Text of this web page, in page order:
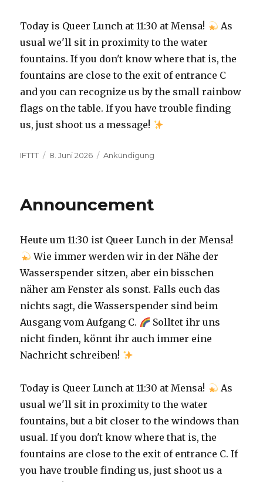
Today is Queer Lunch at 11:30 at Mensa!
As
usual we'll sit in proximity to the water
fountains. If you don't know where that is, the
fountains are close to the exit of entrance C
and you can recognize us by the small rainbow
flags on the table. If you have trouble finding
us, just shoot us a message!
Autor
IFTTT
Veröffentlicht
8. Juni 2026 Kategorien
Ankündigung
Announcement
Heute um 11:30 ist Queer Lunch in der Mensa!
Wie immer werden wir in der Nähe der
Wasserspender sitzen, aber ein bisschen
näher am Fenster als sonst. Falls euch das
nichts sagt, die Wasserspender sind beim
Ausgang vom Aufgang C.
Solltet ihr uns
nicht finden, könnt ihr auch immer eine
Nachricht schreiben!
Today is Queer Lunch at 11:30 at Mensa!
As
usual we'll sit in proximity to the water
fountains, but a bit closer to the windows than
usual. If you don't know where that is, the
fountains are close to the exit of entrance C. If
you have trouble finding us, just shoot us a